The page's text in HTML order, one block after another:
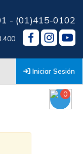
- (01)415-0102
Iniciar Sesión
0